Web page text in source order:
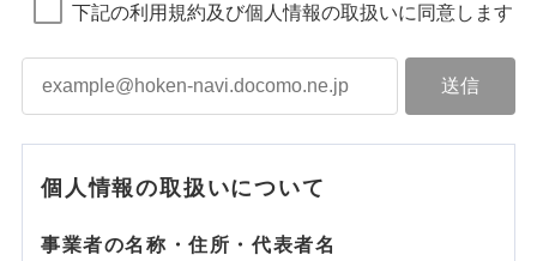
下記の利用規約及び個人情報の取扱いに同意します
個人情報の取扱いについて
事業者の名称・住所・代表者名